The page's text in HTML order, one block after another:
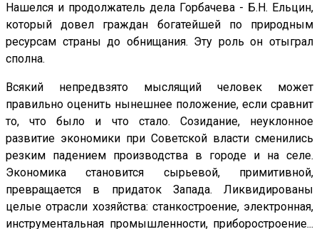
Нашелся и продолжатель дела Горбачева - Б.Н. Ельцин,
который довел граждан богатейшей по природным
ресурсам страны до обнищания. Эту роль он отыграл
сполна.
Всякий непредвзято мыслящий человек может
правильно оценить нынешнее положение, если сравнит
то, что было и что стало. Созидание, неуклонное
развитие экономики при Советской власти сменились
резким падением производства в городе и на селе.
Экономика становится сырьевой, примитивной,
превращается в придаток Запада. Ликвидированы
целые отрасли хозяйства: станкостроение, электронная,
инструментальная промышленности, приборостроение...